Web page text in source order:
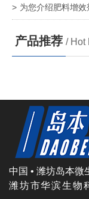
为您介绍肥料增效
产品推荐 / Hot
中国 • 潍坊岛本微
潍坊市华滨生物